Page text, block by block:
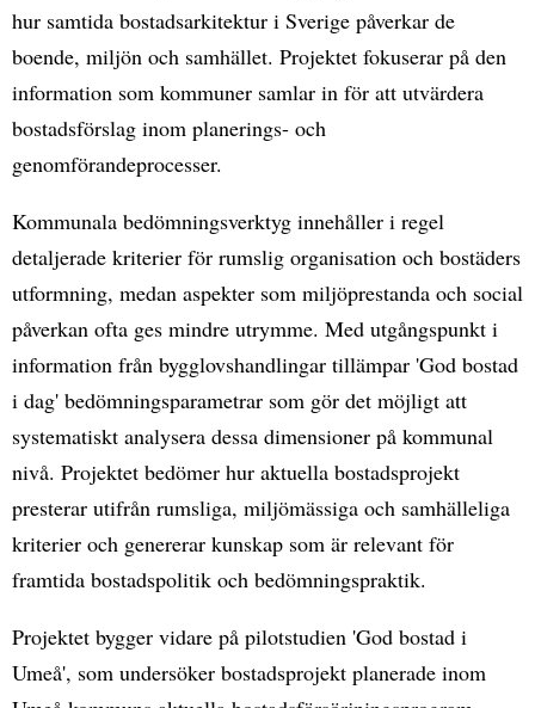
hur samtida bostadsarkitektur i Sverige påverkar de
boende, miljön och samhället. Projektet fokuserar på den
information som kommuner samlar in för att utvärdera
bostadsförslag inom planerings- och
genomförandeprocesser.
Kommunala bedömningsverktyg innehåller i regel
detaljerade kriterier för rumslig organisation och bostäders
utformning, medan aspekter som miljöprestanda och social
påverkan ofta ges mindre utrymme. Med utgångspunkt i
information från bygglovshandlingar tillämpar 'God bostad
i dag' bedömningsparametrar som gör det möjligt att
systematiskt analysera dessa dimensioner på kommunal
nivå. Projektet bedömer hur aktuella bostadsprojekt
presterar utifrån rumsliga, miljömässiga och samhälleliga
kriterier och genererar kunskap som är relevant för
framtida bostadspolitik och bedömningspraktik.
Projektet bygger vidare på pilotstudien 'God bostad i
Umeå', som undersöker bostadsprojekt planerade inom